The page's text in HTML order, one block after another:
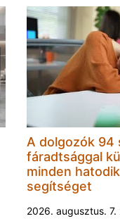
A dolgozók 94
fáradtsággal
minden
segítséget
2026. augusztus. 7.